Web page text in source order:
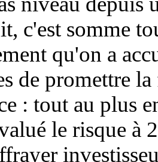
c'est somme
qu'on a
de promettre
: tout au plus
le risque à